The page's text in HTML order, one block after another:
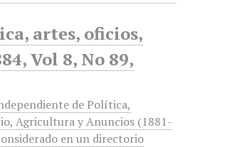
artes, oficios,
Vol 8, No 89,
de Política,
Agricultura y Anuncios (1881-
en un directorio